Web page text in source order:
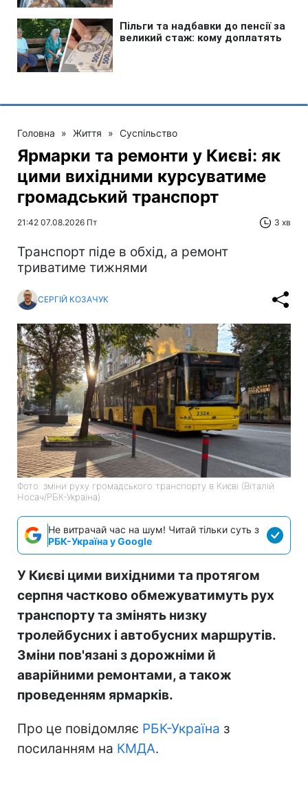
Головна » Життя » Суспільство
Ярмарки та ремонти у Києві: як
цими вихідними курсуватиме
громадський транспорт
21:42 07.08.2026 Пт 3 хв
Транспорт піде в обхід, а ремонт
триватиме тижнями
СЕРГІЙ КОЗАЧУК
Фото: зміни руху громадського транспорту в Києві (Віталій
Носач/РБК-Україна)
Не витрачай час на шум! Читай тільки суть з
РБК-Україна у Google
У Києві цими вихідними та протягом
серпня частково обмежуватимуть рух
транспорту та змінять низку
тролейбусних і автобусних маршрутів.
Зміни пов'язані з дорожніми й
аварійними ремонтами, а також
проведенням ярмарків.
Про це повідомляє РБК-Україна з
посиланням на КМДА.